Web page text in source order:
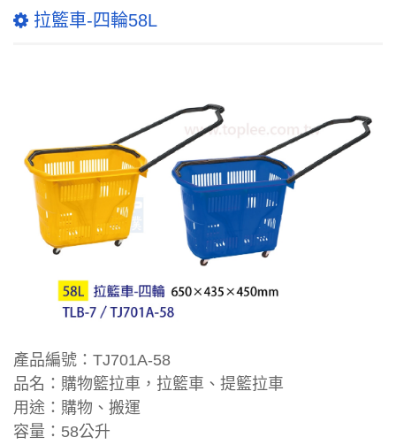
拉籃車-四輪58L
產品編號：TJ701A-58
品名：購物籃拉車，拉籃車、提籃拉車
用途：購物、搬運
容量：58公升